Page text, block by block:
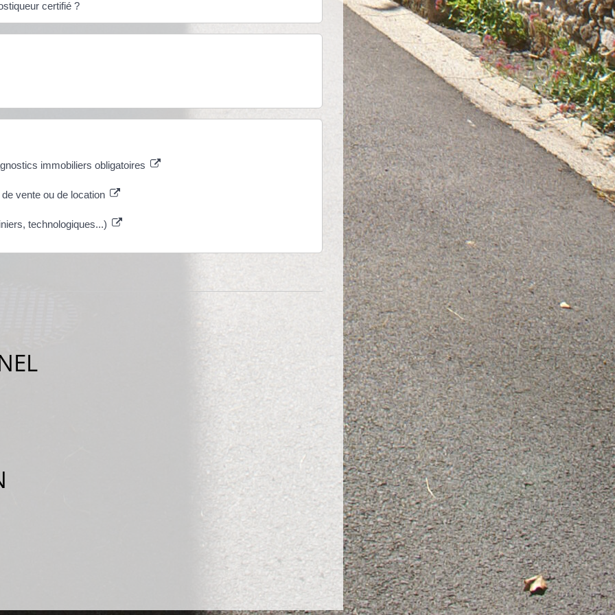
certifié ?
immobiliers obligatoires
vente ou de location
technologiques...)